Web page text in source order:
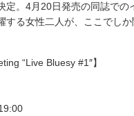
定。4月20日発売の同誌での
する女性二人が、ここでし
“Live Bluesy #1″】